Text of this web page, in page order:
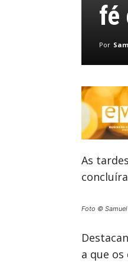
fé
Por
As
Foto ©
a que